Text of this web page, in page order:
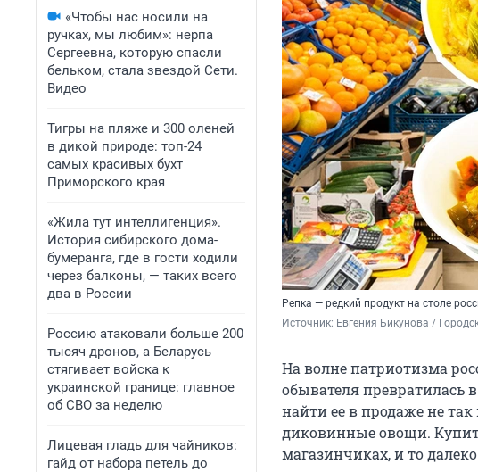
«Чтобы нас носили на
ручках, мы любим»: нерпа
Сергеевна, которую спасли
бельком, стала звездой Сети.
Видео
Тигры на пляже и 300 оленей
в дикой природе: топ-24
самых красивых бухт
Приморского края
«Жила тут интеллигенция».
История сибирского дома-
бумеранга, где в гости ходили
через балконы, — таких всего
два в России
Россию атаковали больше 200
тысяч дронов, а Беларусь
стягивает войска к
украинской границе: главное
об СВО за неделю
Лицевая гладь для чайников:
гайд от набора петель до
Репка — редкий продукт на столе
Источник: Евгения Бикунова /
На волне патриотизма
обывателя превратилась
найти ее в продаже не так
диковинные овощи.
магазинчиках, и то далеко